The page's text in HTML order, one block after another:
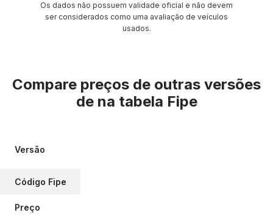
Os dados não possuem validade oficial e não devem
ser considerados como uma avaliação de veículos
usados.
Compare preços de outras versões
de na tabela Fipe
Versão
Código Fipe
Preço